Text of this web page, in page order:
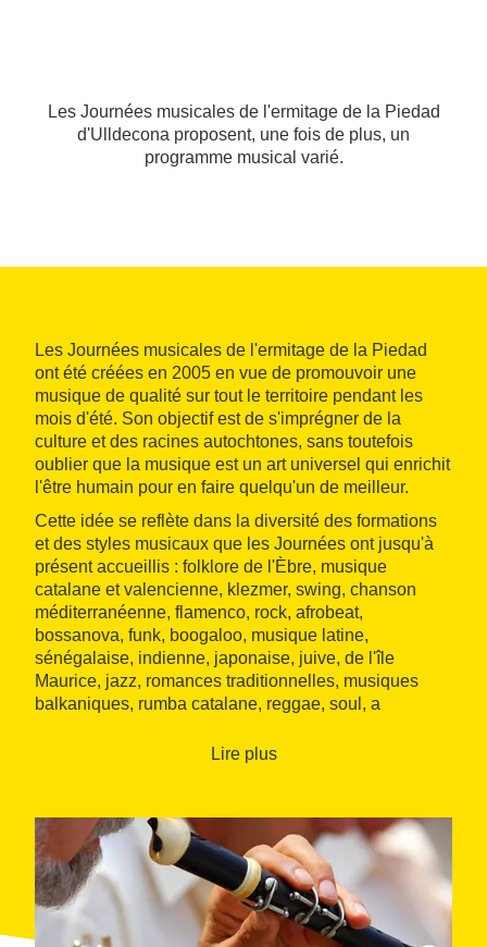
Les Journées musicales de l'ermitage de la Piedad
d'Ulldecona proposent, une fois de plus, un
programme musical varié.
Les Journées musicales de l'ermitage de la Piedad
ont été créées en 2005 en vue de promouvoir une
musique de qualité sur tout le territoire pendant les
mois d'été. Son objectif est de s'imprégner de la
culture et des racines autochtones, sans toutefois
oublier que la musique est un art universel qui enrichit
l'être humain pour en faire quelqu'un de meilleur.
Cette idée se reflète dans la diversité des formations
et des styles musicaux que les Journées ont jusqu'à
présent accueillis : folklore de l'Èbre, musique
catalane et valencienne, klezmer, swing, chanson
méditerranéenne, flamenco, rock, afrobeat,
bossanova, funk, boogaloo, musique latine,
sénégalaise, indienne, japonaise, juive, de l'île
Maurice, jazz, romances traditionnelles, musiques
balkaniques, rumba catalane, reggae, soul, a
Lire plus